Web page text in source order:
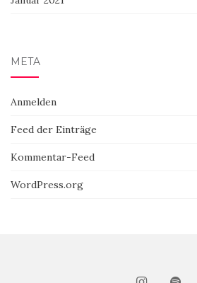
META
Anmelden
Feed der Einträge
Kommentar-Feed
WordPress.org